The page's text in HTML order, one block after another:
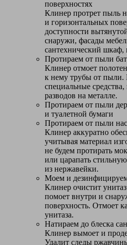
поверхностях
Клинер протрет пыль
и горизонтальных
доступности
снаружи, фасады
сантехнический шкаф,
Протираем от пыли
Клинер отмоет
к нему трубы от
специальные
разводов на металле.
Протираем от пыли
и туалетной бумаги
Протираем от пыли
Клинер аккуратно
учитывая материал
не будем протирать
или царапать
из нержавейки.
Моем и
Клинер очистит унитаз
помоет внутри и
поверхность. Отмоет
унитаза.
Натираем до блеска
Клинер вымоет и
Удалит следы